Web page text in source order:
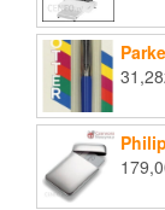
31,28